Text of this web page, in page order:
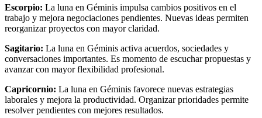
Escorpio: La luna en Géminis impulsa cambios positivos en el
trabajo y mejora negociaciones pendientes. Nuevas ideas permiten
reorganizar proyectos con mayor claridad.
Sagitario: La luna en Géminis activa acuerdos, sociedades y
conversaciones importantes. Es momento de escuchar propuestas y
avanzar con mayor flexibilidad profesional.
Capricornio: La luna en Géminis favorece nuevas estrategias
laborales y mejora la productividad. Organizar prioridades permite
resolver pendientes con mejores resultados.